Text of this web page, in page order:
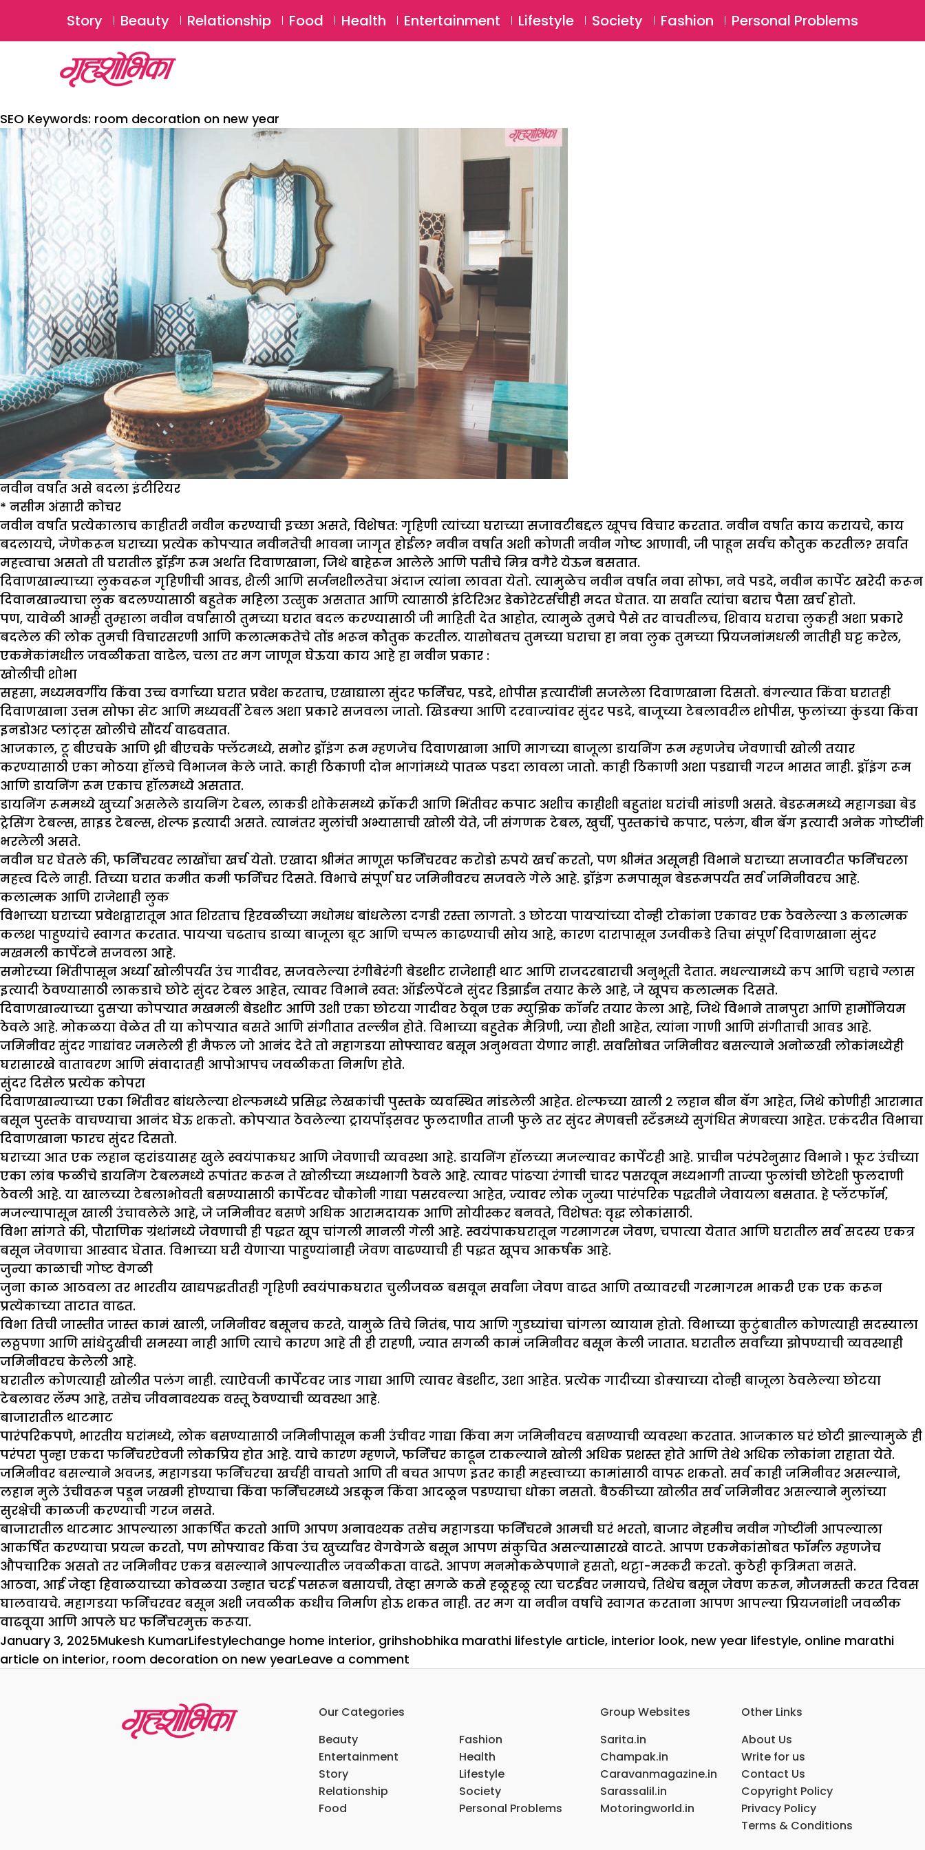
SUBSCRIBE Login ⚲
Story Beauty Relationship Food Health Entertainment Lifestyle Society Fashion Personal Problems
SEO Keywords: room decoration on new year
नवीन वर्षात असे बदला इंटीरियर
* नसीम अंसारी कोचर
नवीन वर्षात प्रत्येकालाच काहीतरी नवीन करण्याची इच्छा असते, विशेषत: गृहिणी त्यांच्या घराच्या सजावटीबद्दल खूपच विचार करतात. नवीन वर्षात काय करायचे, काय
बदलायचे, जेणेकरून घराच्या प्रत्येक कोपऱ्यात नवीनतेची भावना जागृत होईल? नवीन वर्षात अशी कोणती नवीन गोष्ट आणावी, जी पाहून सर्वच कौतुक करतील? सर्वात
महत्त्वाचा असतो ती घरातील ड्रॉईंग रूम अर्थात दिवाणखाना, जिथे बाहेरून आलेले आणि पतीचे मित्र वगैरे येऊन बसतात.
दिवाणखान्याच्या लुकवरून गृहिणीची आवड, शैली आणि सर्जनशीलतेचा अंदाज त्यांना लावता येतो. त्यामुळेच नवीन वर्षात नवा सोफा, नवे पडदे, नवीन कार्पेट खरेदी करून
दिवानखान्याचा लुक बदलण्यासाठी बहुतेक महिला उत्सुक असतात आणि त्यासाठी इंटिरिअर डेकोरेटर्सचीही मदत घेतात. या सर्वांत त्यांचा बराच पैसा खर्च होतो.
पण, यावेळी आम्ही तुम्हाला नवीन वर्षासाठी तुमच्या घरात बदल करण्यासाठी जी माहिती देत आहोत, त्यामुळे तुमचे पैसे तर वाचतीलच, शिवाय घराचा लुकही अशा प्रकारे
बदलेल की लोक तुमची विचारसरणी आणि कलात्मकतेचे तोंड भरून कौतुक करतील. यासोबतच तुमच्या घराचा हा नवा लुक तुमच्या प्रियजनांमधली नातीही घट्ट करेल,
एकमेकांमधील जवळीकता वाढेल, चला तर मग जाणून घेऊया काय आहे हा नवीन प्रकार :
खोलीची शोभा
सहसा, मध्यमवर्गीय किंवा उच्च वर्गाच्या घरात प्रवेश करताच, एखाद्याला सुंदर फर्निचर, पडदे, शोपीस इत्यादींनी सजलेला दिवाणखाना दिसतो. बंगल्यात किंवा घरातही
दिवाणखाना उत्तम सोफा सेट आणि मध्यवर्ती टेबल अशा प्रकारे सजवला जातो. खिडक्या आणि दरवाज्यांवर सुंदर पडदे, बाजूच्या टेबलावरील शोपीस, फुलांच्या कुंडया किंवा
इनडोअर प्लांट्स खोलीचे सौंदर्य वाढवतात.
आजकाल, टू बीएचके आणि थ्री बीएचके फ्लॅटमध्ये, समोर ड्रॉइंग रूम म्हणजेच दिवाणखाना आणि मागच्या बाजूला डायनिंग रूम म्हणजेच जेवणाची खोली तयार
करण्यासाठी एका मोठया हॉलचे विभाजन केले जाते. काही ठिकाणी दोन भागांमध्ये पातळ पडदा लावला जातो. काही ठिकाणी अशा पडद्याची गरज भासत नाही. ड्रॉइंग रूम
आणि डायनिंग रूम एकाच हॉलमध्ये असतात.
डायनिंग रूममध्ये खुर्च्या असलेले डायनिंग टेबल, लाकडी शोकेसमध्ये क्रॉकरी आणि भिंतीवर कपाट अशीच काहीशी बहुतांश घरांची मांडणी असते. बेडरूममध्ये महागड्या बेड
ट्रेसिंग टेबल्स, साइड टेबल्स, शेल्फ इत्यादी असते. त्यानंतर मुलांची अभ्यासाची खोली येते, जी संगणक टेबल, खुर्ची, पुस्तकांचे कपाट, पलंग, बीन बॅग इत्यादी अनेक गोष्टींनी
भरलेली असते.
नवीन घर घेतले की, फर्निचरवर लाखोंचा खर्च येतो. एखादा श्रीमंत माणूस फर्निचरवर करोडो रुपये खर्च करतो, पण श्रीमंत असूनही विभाने घराच्या सजावटीत फर्निचरला
महत्त्व दिले नाही. तिच्या घरात कमीत कमी फर्निचर दिसते. विभाचे संपूर्ण घर जमिनीवरच सजवले गेले आहे. ड्रॉइंग रूमपासून बेडरूमपर्यंत सर्व जमिनीवरच आहे.
कलात्मक आणि राजेशाही लुक
विभाच्या घराच्या प्रवेशद्वारातून आत शिरताच हिरवळीच्या मधोमध बांधलेला दगडी रस्ता लागतो. ३ छोटया पायऱ्यांच्या दोन्ही टोकांना एकावर एक ठेवलेल्या ३ कलात्मक
कलश पाहुण्यांचे स्वागत करतात. पायऱ्या चढताच डाव्या बाजूला बूट आणि चप्पल काढण्याची सोय आहे, कारण दारापासून उजवीकडे तिचा संपूर्ण दिवाणखाना सुंदर
मखमली कार्पेटने सजवला आहे.
समोरच्या भिंतीपासून अर्ध्या खोलीपर्यंत उंच गादीवर, सजवलेल्या रंगीबेरंगी बेडशीट राजेशाही थाट आणि राजदरबाराची अनुभूती देतात. मधल्यामध्ये कप आणि चहाचे ग्लास
इत्यादी ठेवण्यासाठी लाकडाचे छोटे सुंदर टेबल आहेत, त्यावर विभाने स्वत: ऑईलपेंटने सुंदर डिझाईन तयार केले आहे, जे खूपच कलात्मक दिसते.
दिवाणखान्याच्या दुसऱ्या कोपऱ्यात मखमली बेडशीट आणि उशी एका छोटया गादीवर ठेवून एक म्युझिक कॉर्नर तयार केला आहे, जिथे विभाने तानपुरा आणि हार्मोनियम
ठेवले आहे. मोकळया वेळेत ती या कोपऱ्यात बसते आणि संगीतात तल्लीन होते. विभाच्या बहुतेक मैत्रिणी, ज्या हौशी आहेत, त्यांना गाणी आणि संगीताची आवड आहे.
जमिनीवर सुंदर गाद्यांवर जमलेली ही मैफल जो आनंद देते तो महागडया सोफ्यावर बसून अनुभवता येणार नाही. सर्वांसोबत जमिनीवर बसल्याने अनोळखी लोकांमध्येही
घरासारखे वातावरण आणि संवादातही आपोआपच जवळीकता निर्माण होते.
सुंदर दिसेल प्रत्येक कोपरा
दिवाणखान्याच्या एका भिंतीवर बांधलेल्या शेल्फमध्ये प्रसिद्ध लेखकांची पुस्तके व्यवस्थित मांडलेली आहेत. शेल्फच्या खाली २ लहान बीन बॅग आहेत, जिथे कोणीही आरामात
बसून पुस्तके वाचण्याचा आनंद घेऊ शकतो. कोपऱ्यात ठेवलेल्या ट्रायपॉड्सवर फुलदाणीत ताजी फुले तर सुंदर मेणबत्ती स्टँडमध्ये सुगंधित मेणबत्त्या आहेत. एकंदरीत विभाचा
दिवाणखाना फारच सुंदर दिसतो.
घराच्या आत एक लहान व्हरांडयासह खुले स्वयंपाकघर आणि जेवणाची व्यवस्था आहे. डायनिंग हॉलच्या मजल्यावर कार्पेटही आहे. प्राचीन परंपरेनुसार विभाने १ फूट उंचीच्या
एका लांब फळीचे डायनिंग टेबलमध्ये रूपांतर करून ते खोलीच्या मध्यभागी ठेवले आहे. त्यावर पांढऱ्या रंगाची चादर पसरवून मध्यभागी ताज्या फुलांची छोटेशी फुलदाणी
ठेवली आहे. या खालच्या टेबलाभोवती बसण्यासाठी कार्पेटवर चौकोनी गाद्या पसरवल्या आहेत, ज्यावर लोक जुन्या पारंपरिक पद्धतीने जेवायला बसतात. हे प्लॅटफॉर्म,
मजल्यापासून खाली उंचावलेले आहे, जे जमिनीवर बसणे अधिक आरामदायक आणि सोयीस्कर बनवते, विशेषत: वृद्ध लोकांसाठी.
विभा सांगते की, पौराणिक ग्रंथांमध्ये जेवणाची ही पद्धत खूप चांगली मानली गेली आहे. स्वयंपाकघरातून गरमागरम जेवण, चपात्या येतात आणि घरातील सर्व सदस्य एकत्र
बसून जेवणाचा आस्वाद घेतात. विभाच्या घरी येणाऱ्या पाहुण्यांनाही जेवण वाढण्याची ही पद्धत खूपच आकर्षक आहे.
जुन्या काळाची गोष्ट वेगळी
जुना काळ आठवला तर भारतीय खाद्यपद्धतीतही गृहिणी स्वयंपाकघरात चुलीजवळ बसवून सर्वांना जेवण वाढत आणि तव्यावरची गरमागरम भाकरी एक एक करून
प्रत्येकाच्या ताटात वाढत.
विभा तिची जास्तीत जास्त कामं खाली, जमिनीवर बसूनच करते, यामुळे तिचे नितंब, पाय आणि गुडघ्यांचा चांगला व्यायाम होतो. विभाच्या कुटुंबातील कोणत्याही सदस्याला
लठ्ठपणा आणि सांधेदुखीची समस्या नाही आणि त्याचे कारण आहे ती ही राहणी, ज्यात सगळी कामं जमिनीवर बसून केली जातात. घरातील सर्वांच्या झोपण्याची व्यवस्थाही
जमिनीवरच केलेली आहे.
घरातील कोणत्याही खोलीत पलंग नाही. त्याऐवजी कार्पेटवर जाड गाद्या आणि त्यावर बेडशीट, उशा आहेत. प्रत्येक गादीच्या डोक्याच्या दोन्ही बाजूला ठेवलेल्या छोटया
टेबलावर लॅम्प आहे, तसेच जीवनावश्यक वस्तू ठेवण्याची व्यवस्था आहे.
बाजारातील थाटमाट
पारंपरिकपणे, भारतीय घरांमध्ये, लोक बसण्यासाठी जमिनीपासून कमी उंचीवर गाद्या किंवा मग जमिनीवरच बसण्याची व्यवस्था करतात. आजकाल घरं छोटी झाल्यामुळे ही
परंपरा पुन्हा एकदा फर्निचरऐवजी लोकप्रिय होत आहे. याचे कारण म्हणजे, फर्निचर काढून टाकल्याने खोली अधिक प्रशस्त होते आणि तेथे अधिक लोकांना राहाता येते.
जमिनीवर बसल्याने अवजड, महागडया फर्निचरचा खर्चही वाचतो आणि ती बचत आपण इतर काही महत्त्वाच्या कामांसाठी वापरू शकतो. सर्व काही जमिनीवर असल्याने,
लहान मुले उंचीवरून पडून जखमी होण्याचा किंवा फर्निचरमध्ये अडकून किंवा आदळून पडण्याचा धोका नसतो. बैठकीच्या खोलीत सर्व जमिनीवर असल्याने मुलांच्या
सुरक्षेची काळजी करण्याची गरज नसते.
बाजारातील थाटमाट आपल्याला आकर्षित करतो आणि आपण अनावश्यक तसेच महागडया फर्निचरने आमची घरं भरतो, बाजार नेहमीच नवीन गोष्टींनी आपल्याला
आकर्षित करण्याचा प्रयत्न करतो, पण सोफ्यावर किंवा उंच खुर्च्यांवर वेगवेगळे बसून आपण संकुचित असल्यासारखे वाटते. आपण एकमेकांसोबत फॉर्मल म्हणजेच
औपचारिक असतो तर जमिनीवर एकत्र बसल्याने आपल्यातील जवळीकता वाढते. आपण मनमोकळेपणाने हसतो, थट्टा-मस्करी करतो. कुठेही कृत्रिमता नसते.
आठवा, आई जेव्हा हिवाळयाच्या कोवळया उन्हात चटई पसरून बसायची, तेव्हा सगळे कसे हळूहळू त्या चटईवर जमायचे, तिथेच बसून जेवण करून, मौजमस्ती करत दिवस
घालवायचे. महागडया फर्निचरवर बसून अशी जवळीक कधीच निर्माण होऊ शकत नाही. तर मग या नवीन वर्षाचे स्वागत करताना आपण आपल्या प्रियजनांशी जवळीक
वाढवूया आणि आपले घर फर्निचरमुक्त करूया.
Posted
on
January 3, 2025Author
Mukesh KumarCategories
LifestyleTags
change home interior, grihshobhika marathi lifestyle article, interior look, new year lifestyle, online marathi
article on interior, room decoration on new yearLeave a comment
Our Categories
Beauty
Entertainment
Story
Relationship
Food
Fashion
Health
Lifestyle
Society
Personal Problems
Group Websites
Sarita.in
Champak.in
Caravanmagazine.in
Sarassalil.in
Motoringworld.in
Other Links
About Us
Write for us
Contact Us
Copyright Policy
Privacy Policy
Terms & Conditions